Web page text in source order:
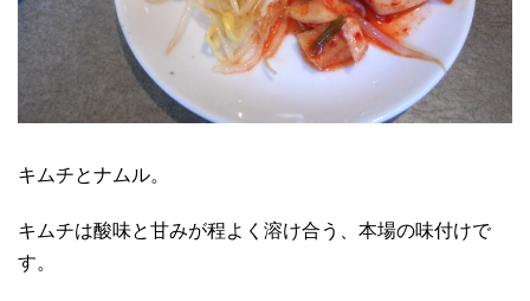
キムチとナムル。
キムチは酸味と甘みが程よく溶け合う、本場の味付けで
す。